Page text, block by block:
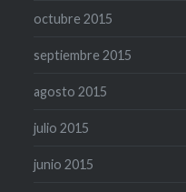
octubre 2015
septiembre 2015
agosto 2015
julio 2015
junio 2015